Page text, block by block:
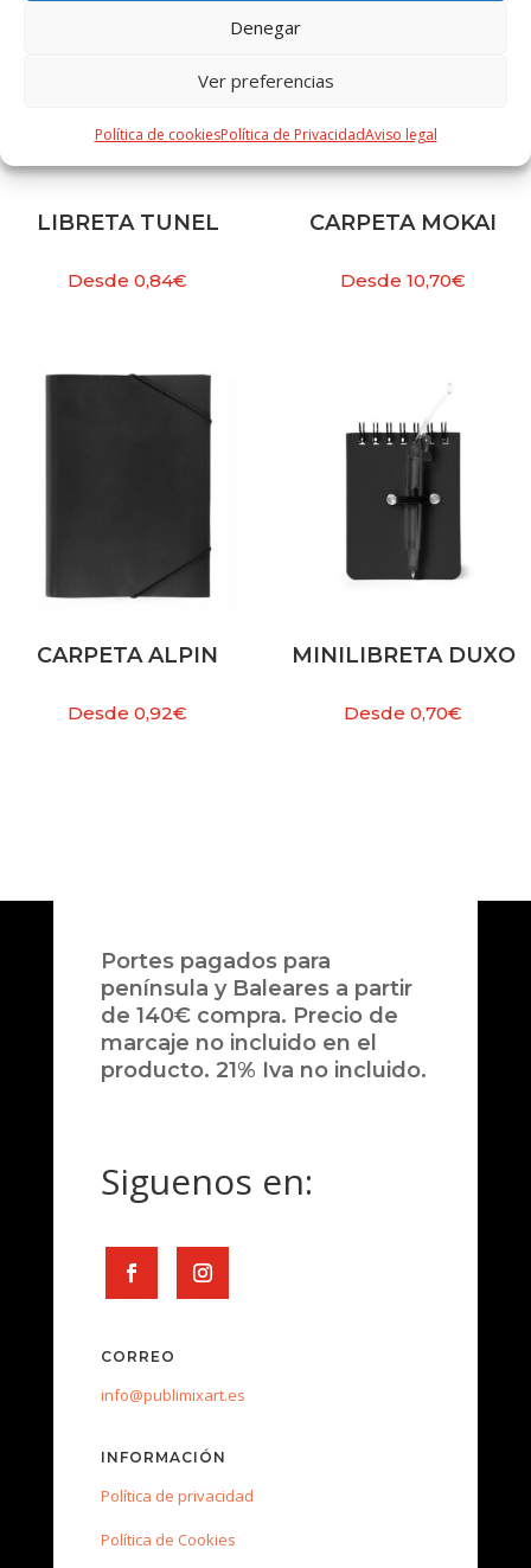
Denegar
Ver preferencias
Política de cookiesPolítica de PrivacidadAviso legal
LIBRETA TUNEL
Desde0,84€
CARPETA MOKAI
Desde10,70€
CARPETA ALPIN
Desde0,92€
MINILIBRETA DUXO
Desde0,70€
Portes pagados para
península y Baleares a partir
de 140€ compra. Precio de
marcaje no incluido en el
producto. 21% Iva no incluido.
Siguenos en:
CORREO
info@publimixart.es
INFORMACIÓN
Política de privacidad
Política de Cookies